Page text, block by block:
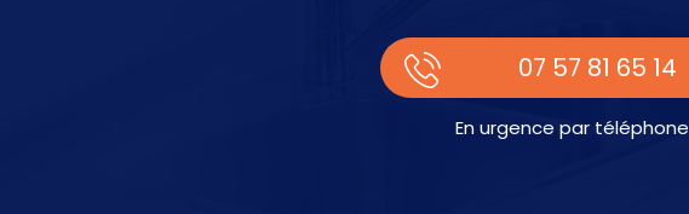
07 57 81 65 14
En urgence par téléphone